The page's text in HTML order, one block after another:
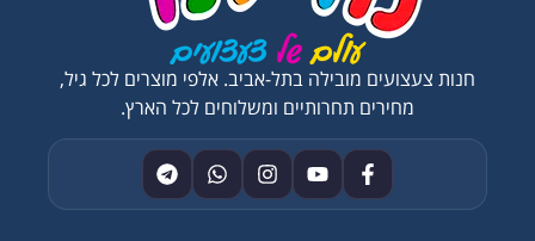
חנות צעצועים מובילה בתל-אביב. אלפי מוצרים לכל גיל,
מחירים תחרותיים ומשלוחים לכל הארץ.